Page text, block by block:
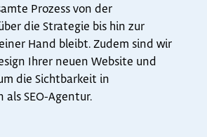
Prozess von der
die Strategie bis hin zur
Hand bleibt. Zudem sind wir
Ihrer neuen Website und
die Sichtbarkeit in
als SEO-Agentur.